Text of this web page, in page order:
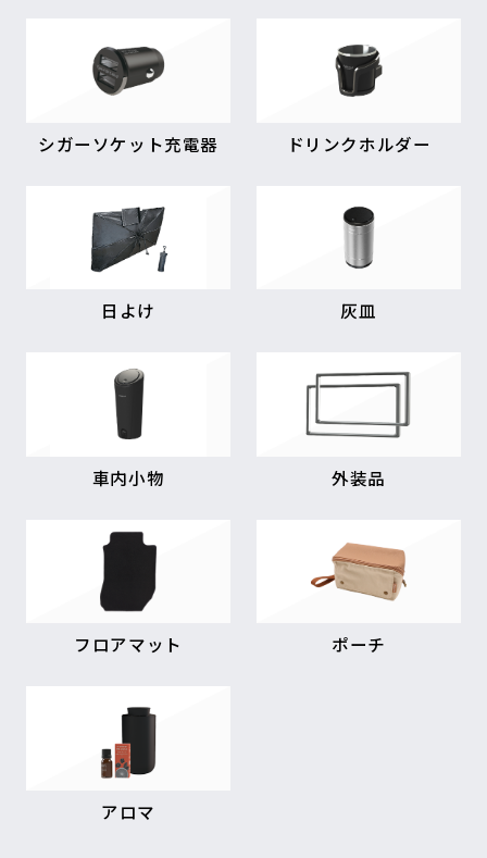
シガーソケット充電器 ドリンクホルダー
日よけ 灰皿
車内小物 外装品
フロアマット ポーチ
アロマ